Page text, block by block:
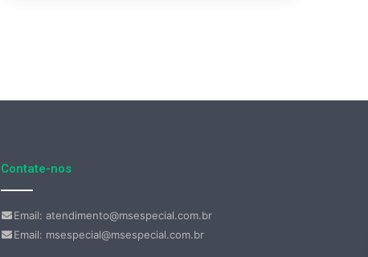
Contate-nos
Email: atendimento@msespecial.com.br
Email: msespecial@msespecial.com.br